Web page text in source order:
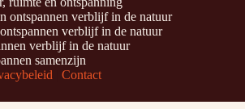
ontspannen verblijf in de natuur
verblijf in de natuur
verblijf in de natuur
samenzijn
Contact